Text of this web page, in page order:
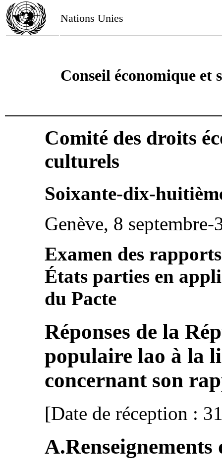
Nations Unies
Conseil économique et
Comité des droits
culturels
Soixante-dix-
Genève, 8
Examen des
États parties en
du Pacte
Réponses de la
populaire lao à la
concernant son
[Date de réception :
A.Renseignements